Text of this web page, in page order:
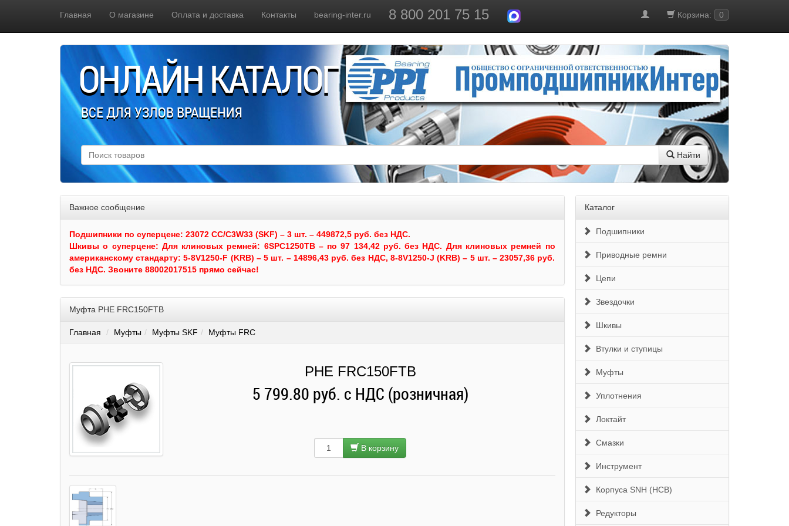
Главная О магазине Оплата и доставка Контакты bearing-inter.ru 8 800 201 75 15 Корзина: 0
ОНЛАЙН КАТАЛОГ
ВСЕ ДЛЯ УЗЛОВ ВРАЩЕНИЯ
Найти
Важное сообщение
Подшипники по суперцене: 23072 CC/C3W33 (SKF) – 3 шт. – 449872,5 руб. без НДС.
Шкивыо суперцене: Для клиновых ремней: 6SPC1250TB – по 97 134,42 руб. без НДС. Для клиновых ремней по
американскому стандарту: 5-8V1250-F (KRB) – 5 шт. – 14896,43 руб. без НДС, 8-8V1250-J (KRB) – 5 шт. – 23057,36 руб.
без НДС. Звоните 88002017515 прямо сейчас!
Муфта PHE FRC150FTB
Главная Муфты Муфты SKF Муфты FRC
PHE FRC150FTB
5 799.80 руб. с НДС (розничная)
В корзину
Каталог
Подшипники
Приводные ремни
Цепи
Звездочки
Шкивы
Втулки и ступицы
Муфты
Уплотнения
Локтайт
Смазки
Инструмент
Корпуса SNH (HCB)
Редукторы